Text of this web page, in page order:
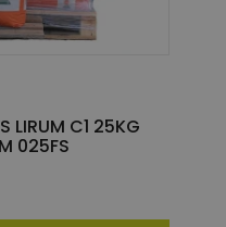
LIRUM C1 25KG
025FS